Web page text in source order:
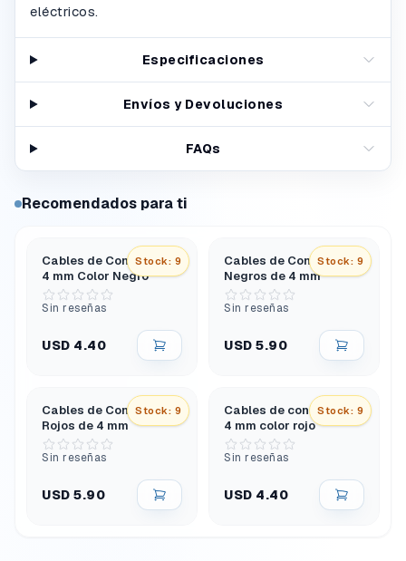
eléctricos.
Especificaciones
Envíos y Devoluciones
FAQs
Recomendados para ti
Stock: 9
Cables de Conexión de
4 mm Color Negro
Sin reseñas
USD 4.40
Stock: 9
Cables de Conexión
Negros de 4 mm
Sin reseñas
USD 5.90
Stock: 9
Cables de Conexión
Rojos de 4 mm
Sin reseñas
USD 5.90
Stock: 9
Cables de conexión de
4 mm color rojo
Sin reseñas
USD 4.40